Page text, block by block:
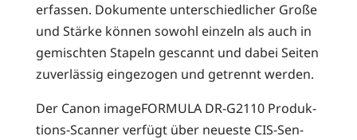
erfas­sen. Doku­men­te unter­schied­li­cher Gro­ße
und Stär­ke kön­nen sowohl ein­zeln als auch in
gemisch­ten Sta­peln gescannt und dabei Sei­ten
zuver­läs­sig ein­ge­zo­gen und getrennt werden.
Der Canon image­FOR­MU­LA DR-G2110 Pro­duk­
ti­ons-Scan­ner ver­fügt über neu­es­te CIS-Sen­